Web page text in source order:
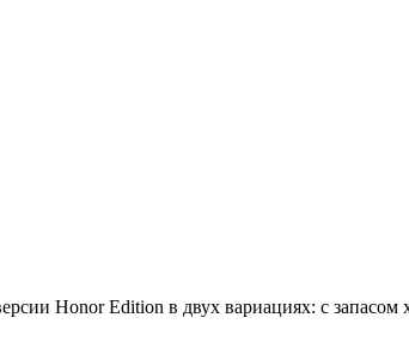
Honor Edition в двух вариациях: с запасом